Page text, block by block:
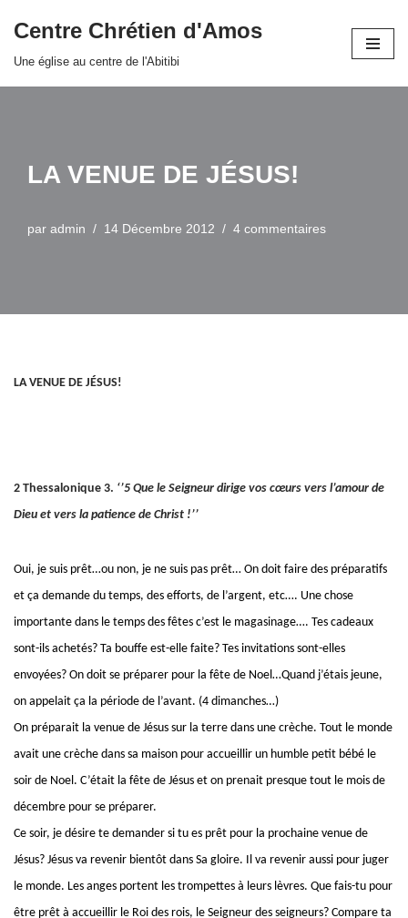
Centre Chrétien d'Amos
Une église au centre de l'Abitibi
LA VENUE DE JÉSUS!
par admin 14 Décembre 2012 4 commentaires
LA VENUE DE JÉSUS!
2 Thessalonique 3. ‘’5 Que le Seigneur dirige vos cœurs vers l’amour de
Dieu et vers la patience de Christ !’’
Oui, je suis prêt…ou non, je ne suis pas prêt… On doit faire des préparatifs
et ça demande du temps, des efforts, de l’argent, etc…. Une chose
importante dans le temps des fêtes c’est le magasinage…. Tes cadeaux
sont-ils achetés? Ta bouffe est-elle faite? Tes invitations sont-elles
envoyées? On doit se préparer pour la fête de Noel…Quand j’étais jeune,
on appelait ça la période de l’avant. (4 dimanches…)
On préparait la venue de Jésus sur la terre dans une crèche. Tout le monde
avait une crèche dans sa maison pour accueillir un humble petit bébé le
soir de Noel. C’était la fête de Jésus et on prenait presque tout le mois de
décembre pour se préparer.
Ce soir, je désire te demander si tu es prêt pour la prochaine venue de
Jésus? Jésus va revenir bientôt dans Sa gloire. Il va revenir aussi pour juger
le monde. Les anges portent les trompettes à leurs lèvres. Que fais-tu pour
être prêt à accueillir le Roi des rois, le Seigneur des seigneurs? Compare ta